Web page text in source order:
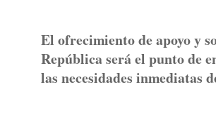
El ofrecimiento de apoyo y
República será el punto de
las necesidades inmediatas